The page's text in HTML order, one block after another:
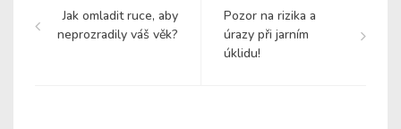
Jak omladit ruce, aby
neprozradily váš věk?
Pozor na rizika a
úrazy při jarním
úklidu!